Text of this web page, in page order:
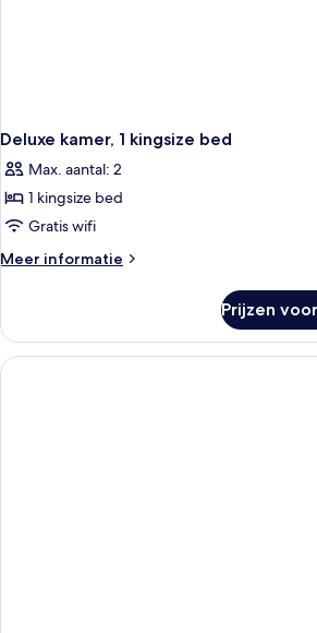
Deluxe kamer, 1 kingsize bed
Max. aantal: 2
1 kingsize bed
Gratis wifi
Meer informatie
Meer
kamer,
kingsize
Prijzen